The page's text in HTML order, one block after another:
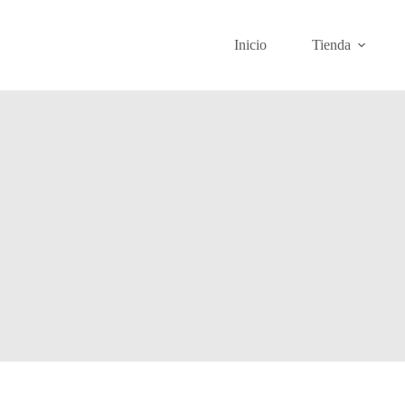
Inicio Tienda